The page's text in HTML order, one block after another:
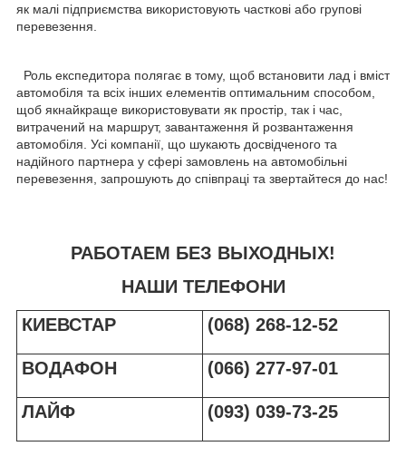
як малі підприємства використовують часткові або групові
перевезення.
Роль експедитора полягає в тому, щоб встановити лад і вміст
автомобіля та всіх інших елементів оптимальним способом,
щоб якнайкраще використовувати як простір, так і час,
витрачений на маршрут, завантаження й розвантаження
автомобіля. Усі компанії, що шукають досвідченого та
надійного партнера у сфері замовлень на автомобільні
перевезення, запрошують до співпраці та звертайтеся до нас!
РАБОТАЕМ БЕЗ ВЫХОДНЫХ!
НАШИ ТЕЛЕФОНИ
КИЕВСТАР
(068) 268-12-52
ВОДАФОН (066) 277-97-01
ЛАЙФ (093) 039-73-25